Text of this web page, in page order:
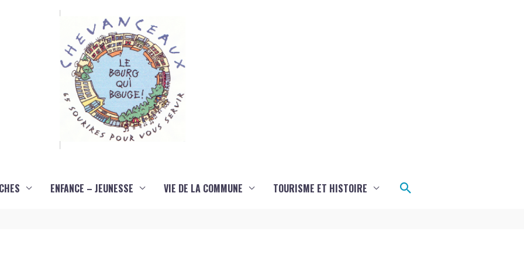
ENFANCE – JEUNESSE VIE DE LA COMMUNE TOURISME ET HISTOIRE Rechercher